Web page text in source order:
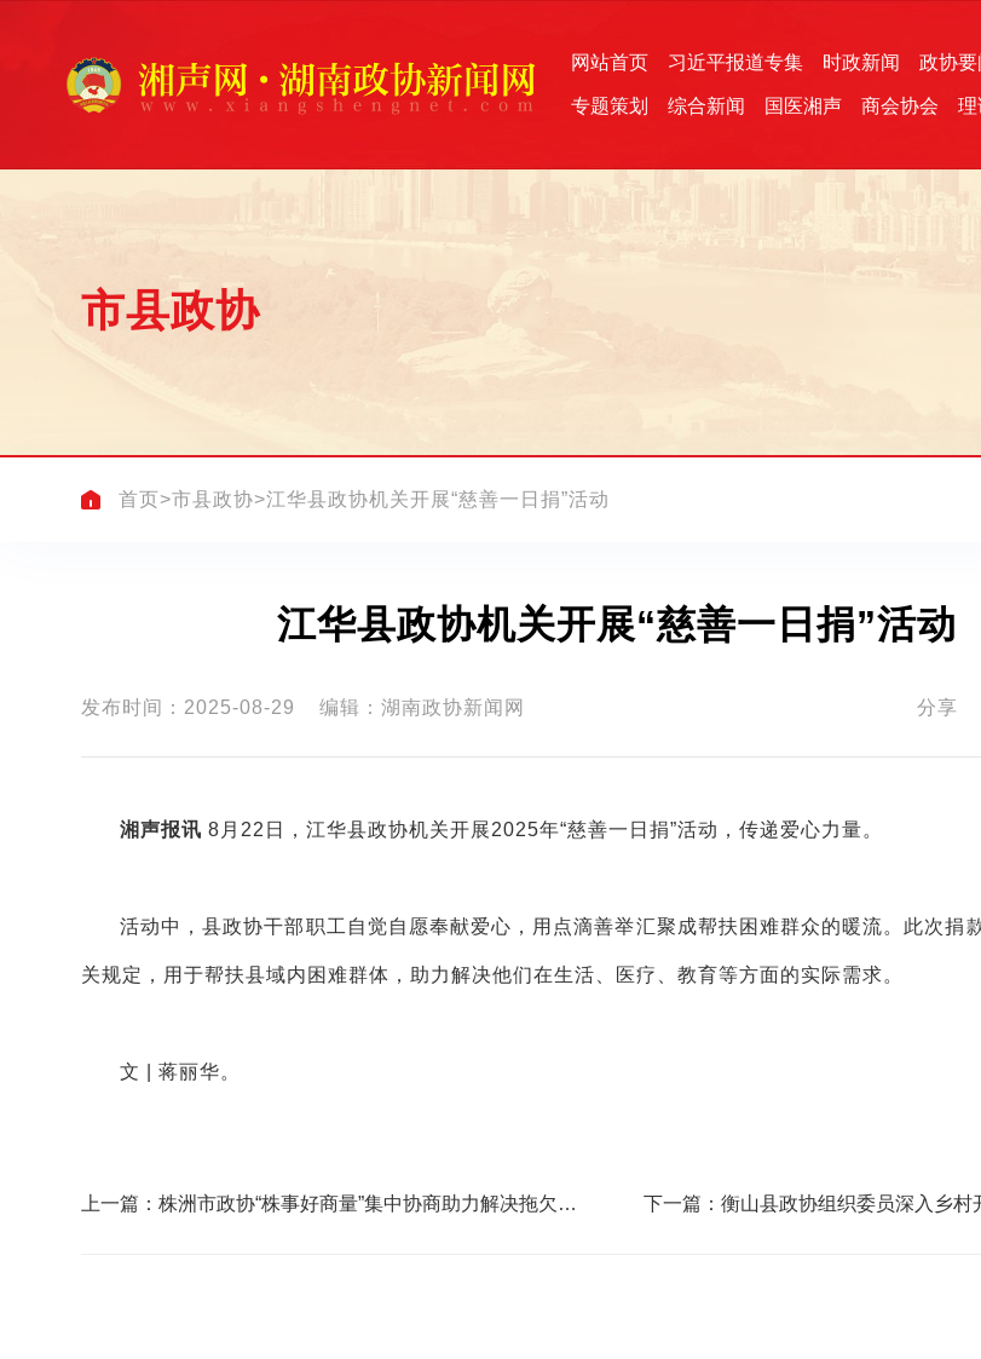
网站首页 习近平报道专集 时政新闻 政协要
专题策划 综合新闻 国医湘声 商会协会 理
市县政协
首页>市县政协>江华县政协机关开展“慈善一日捐”活动
江华县政协机关开展“慈善一日捐”活动
发布时间：2025-08-29 编辑：湖南政协新闻网 分享
湘声报讯 8月22日，江华县政协机关开展2025年“慈善一日捐”活动，传递爱心力量。
活动中，县政协干部职工自觉自愿奉献爱心，用点滴善举汇聚成帮扶困难群众的暖流。此次捐
关规定，用于帮扶县域内困难群体，助力解决他们在生活、医疗、教育等方面的实际需求。
文 | 蒋丽华。
上一篇：株洲市政协“株事好商量”集中协商助力解决拖欠农
下一篇：衡山县政协组织委员深入乡村